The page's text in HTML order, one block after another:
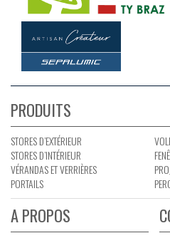
PRODUITS
STORES D’EXTÉRIEUR
STORES D’INTÉRIEUR
VÉRANDAS ET VERRIÈRES
PORTAILS
A PROPOS